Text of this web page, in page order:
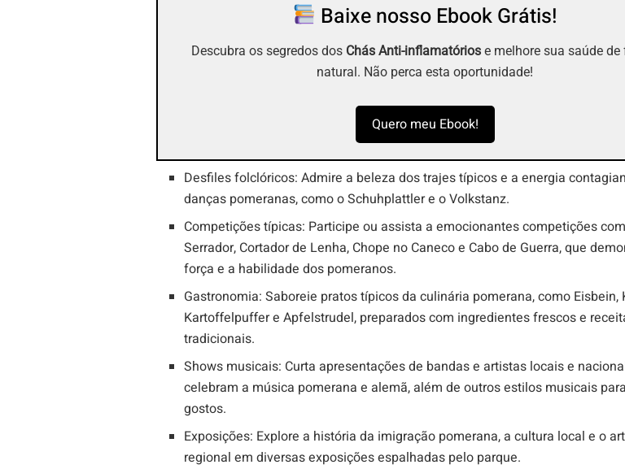
Baixe nosso Ebook Grátis!
Descubra os segredos dos Chás Anti-inflamatórios e melhore sua saúde de
natural. Não perca esta oportunidade!
Quero meu Ebook!
Desfiles folclóricos: Admire a beleza dos trajes típicos e a energia
danças pomeranas, como o Schuhplattler e o Volkstanz.
Competições típicas: Participe ou assista a emocionantes competições
Serrador, Cortador de Lenha, Chope no Caneco e Cabo de Guerra, que
força e a habilidade dos pomeranos.
Gastronomia: Saboreie pratos típicos da culinária pomerana, como Eisbein,
Kartoffelpuffer e Apfelstrudel, preparados com ingredientes frescos e
tradicionais.
Shows musicais: Curta apresentações de bandas e artistas locais e
celebram a música pomerana e alemã, além de outros estilos musicais
gostos.
Exposições: Explore a história da imigração pomerana, a cultura local e o
regional em diversas exposições espalhadas pelo parque.